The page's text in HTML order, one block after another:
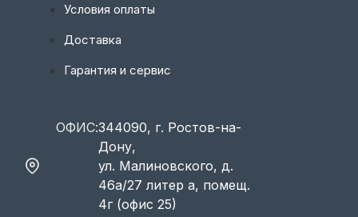
Условия оплаты
Доставка
Гарантия и сервис
ОФИС:344090, г. Ростов-на-
Дону,
ул. Малиновского, д.
46а/27 литер а, помещ.
4г (офис 25)